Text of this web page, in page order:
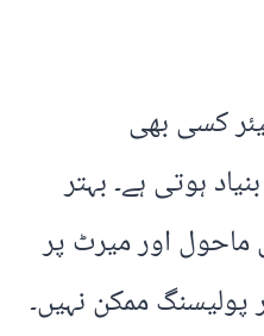
کسی بھی
ہوتی ہے۔ بہتر
اور میرٹ پر
پولیسنگ ممکن نہیں۔